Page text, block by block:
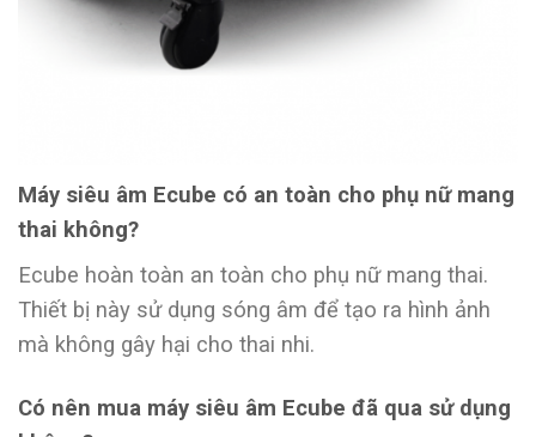
Máy siêu âm Ecube có an toàn cho phụ nữ mang
thai không?
Ecube hoàn toàn an toàn cho phụ nữ mang thai.
Thiết bị này sử dụng sóng âm để tạo ra hình ảnh
mà không gây hại cho thai nhi.
Có nên mua máy siêu âm Ecube đã qua sử dụng